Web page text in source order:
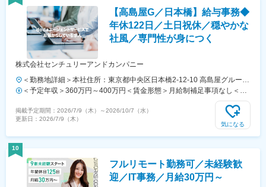
【高島屋G／日本橋】給与事務◆
年休122日／土日祝休／穏やかな
社風／専門性が身につく
株式会社センチュリーアンドカンパニー
＜勤務地詳細＞本社住所：東京都中央区日本橋2-12-10 高島屋グループ
本社ビル4F勤務地最寄駅：各線／日本橋駅受動喫煙対策：屋内全面禁
＜予定年収＞360万円～400万円＜賃金形態＞月給制補足事項なし＜賃
金内訳＞月額（基本給）：250,000円～270,000円＜月給＞250,000円
～270,000円＜昇給有無＞有＜残業手当＞有＜給与補足＞※給与は能力
や経験に応じて最終決定します。■昇給：年1回（人事考課により決
掲載予定期間： 2026/7/9（木） ～2026/10/7（水）
更新日： 2026/7/9（木）
気になる
10
フルリモート勤務可／未経験歓
迎／IT事務／月給30万円～